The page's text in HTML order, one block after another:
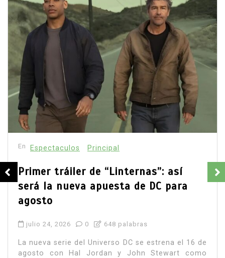
En Espectaculos Principal
Zendaya y Tom Holland celebran su
boda en secreto en Inglaterra
Zendaya y Tom Holland celebraron en privado su
matrimonio en un exclusivo hotel de Surrey,
rodeados de familiares y amigos.